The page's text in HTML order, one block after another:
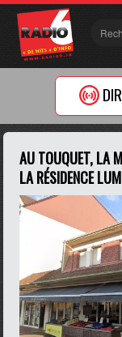
AU TOUQUET, LA
LA RÉSIDENCE